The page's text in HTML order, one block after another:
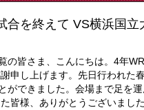
合を終えて VS横浜国立
の皆さま、こんにちは。4年
申し上げます。先日行われた
ができました。会場まで足を
皆様、ありがとうございまし